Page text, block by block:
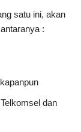
satu ini, akan
:
dan